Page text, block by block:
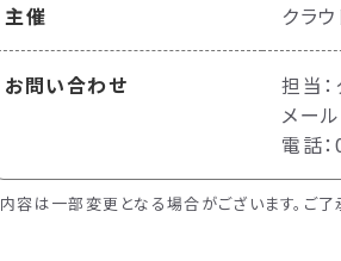
主催 クラ
お問い合わせ
担当
メー
電話
内容は一部変更となる場合がございます。ご了